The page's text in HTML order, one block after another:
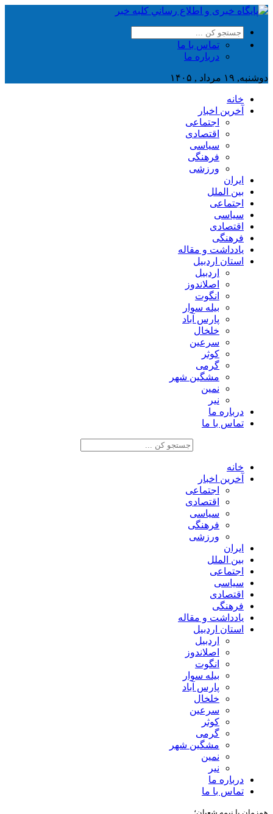
تماس با ما
درباره ما
دوشنبه, ۱۹ مرداد , ۱۴۰۵
خانه
آخرین اخبار
اجتماعی
اقتصادی
سیاسی
فرهنگی
ورزشی
ایران
بین الملل
اجتماعی
سیاسی
اقتصادی
فرهنگی
یادداشت و مقاله
استان اردبیل
اردبیل
اصلاندوز
انگوت
بیله سوار
پارس آباد
خلخال
سرعین
کوثر
گرمی
مشگین شهر
نمین
نیر
درباره ما
تماس با ما
خانه
آخرین اخبار
اجتماعی
اقتصادی
سیاسی
فرهنگی
ورزشی
ایران
بین الملل
اجتماعی
سیاسی
اقتصادی
فرهنگی
یادداشت و مقاله
استان اردبیل
اردبیل
اصلاندوز
انگوت
بیله سوار
پارس آباد
خلخال
سرعین
کوثر
گرمی
مشگین شهر
نمین
نیر
درباره ما
تماس با ما